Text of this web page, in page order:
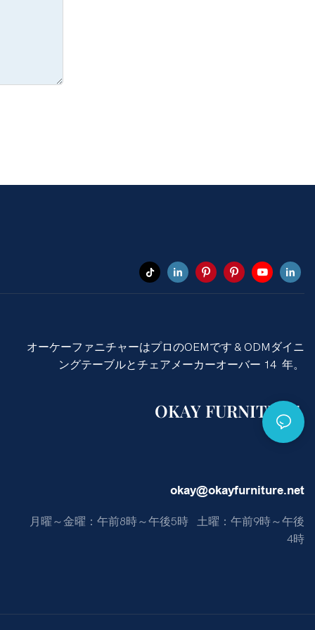
オーケーファニチャーはプロのOEMです & ODMダイニ
ングテーブルとチェアメーカーオーバー 14 年。
OKAY FURNITURE
okay@okayfurniture.net
月曜～金曜：午前8時～午後5時 土曜：午前9時～午後
4時